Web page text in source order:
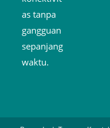
as tanpa
gangguan
sepanjang
waktu.